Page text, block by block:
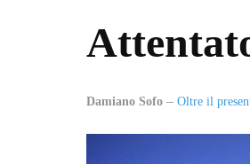
Damiano Sofo Oltre il